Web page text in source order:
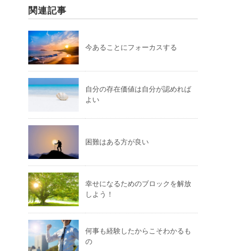
関連記事
今あることにフォーカスする
自分の存在価値は自分が認めれば
よい
困難はある方が良い
幸せになるためのブロックを解放
しよう！
何事も経験したからこそわかるも
の